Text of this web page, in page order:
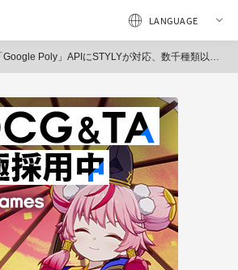
「Google Poly」APIにSTYLYが対応、数千種類以上の3DモデルをシームレスにVR空間へ取り込み可能に（Psychic VR Lab）